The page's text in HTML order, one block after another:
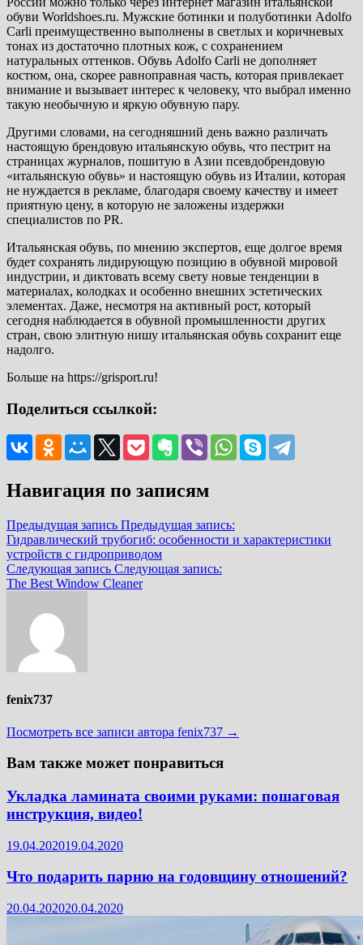
обуви Worldshoes.ru. Мужские ботинки и полуботинки Adolfo
Carli преимущественно выполнены в светлых и коричневых
тонах из достаточно плотных кож, с сохранением
натуральных оттенков. Обувь Adolfo Carli не дополняет
костюм, она, скорее равноправная часть, которая привлекает
внимание и вызывает интерес к человеку, что выбрал именно
такую необычную и яркую обувную пару.
Другими словами, на сегодняшний день важно различать
настоящую брендовую итальянскую обувь, что пестрит на
страницах журналов, пошитую в Азии псевдобрендовую
«итальянскую обувь» и настоящую обувь из Италии, которая
не нуждается в рекламе, благодаря своему качеству и имеет
приятную цену, в которую не заложены издержки
специалистов по PR.
Итальянская обувь, по мнению экспертов, еще долгое время
будет сохранять лидирующую позицию в обувной мировой
индустрии, и диктовать всему свету новые тенденции в
материалах, колодках и особенно внешних эстетических
элементах. Даже, несмотря на активный рост, который
сегодня наблюдается в обувной промышленности других
стран, свою элитную нишу итальянская обувь сохранит еще
надолго.
Больше на https://grisport.ru!
Поделиться ссылкой:
Навигация по записям
Предыдущая запись Предыдущая запись:
Гидравлический трубогиб: особенности и характеристики
устройств с гидроприводом
Следующая запись Следующая запись:
The Best Window Cleaner
fenix737
Посмотреть все записи автора fenix737 →
Вам также может понравиться
Укладка ламината своими руками: пошаговая
инструкция, видео!
19.04.202019.04.2020
Что подарить парню на годовщину отношений?
20.04.202020.04.2020